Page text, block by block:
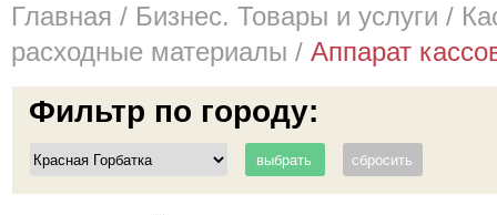
Главная / Бизнес. Товары и услуги /
расходные материалы /Аппарат
Фильтр по городу: